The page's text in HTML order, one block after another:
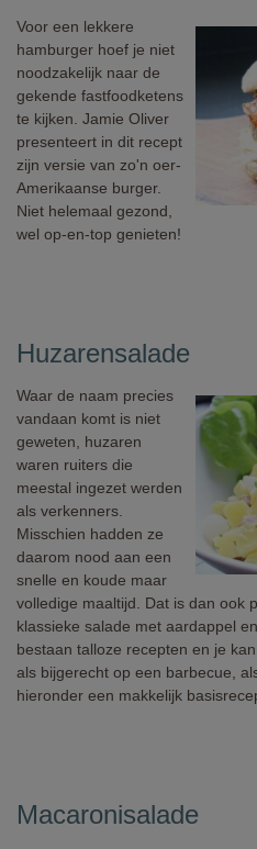
Voor een lekkere
hamburger hoef je niet
noodzakelijk naar de
gekende fastfoodketens
te kijken. Jamie Oliver
presenteert in dit recept
zijn versie van zo'n oer-
Amerikaanse burger.
Niet helemaal gezond,
wel op-en-top genieten!
Huzarensalade
Waar de naam precies
vandaan komt is niet
geweten, huzaren
waren ruiters die
meestal ingezet werden
als verkenners.
Misschien hadden ze
daarom nood aan een
snelle en koude maar
volledige maaltijd. Dat is dan ook
klassieke salade met aardappel
bestaan talloze recepten en je
als bijgerecht op een barbecue,
hieronder een makkelijk
Macaronisalade